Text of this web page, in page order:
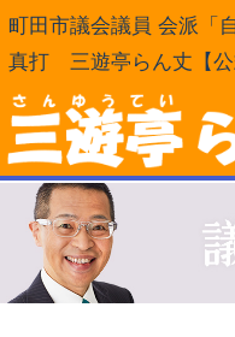
町田市議会議員 会派「
真打 三遊亭らん丈【公